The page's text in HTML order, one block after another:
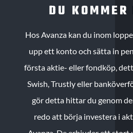
DU
Hos Avanza kan du inom
upp ett konto och sätta in
första aktie- eller fondköp,
Swish, Trustly eller
gör detta hittar du genom
redo att börja investera i